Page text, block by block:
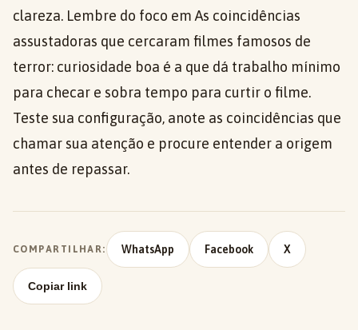
clareza. Lembre do foco em As coincidências
assustadoras que cercaram filmes famosos de
terror: curiosidade boa é a que dá trabalho mínimo
para checar e sobra tempo para curtir o filme.
Teste sua configuração, anote as coincidências que
chamar sua atenção e procure entender a origem
antes de repassar.
COMPARTILHAR: WhatsApp Facebook X
Copiar link